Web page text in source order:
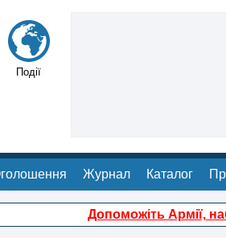
Події
Журнал Каталог
Допоможіть Армії,